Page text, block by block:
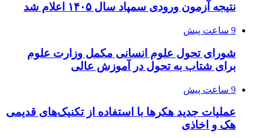
نتیجه آزمون ورودی سمپاد سال ۱۴۰۵ اعلام شد
9 ساعت پیش
شورای تحول علوم انسانی مکمل وزارت علوم
برای شتاب به تحول در آموزش عالی
9 ساعت پیش
عملیات جدید هکرها با استفاده از تکنیک‌های قدیمی
هک و اخاذی